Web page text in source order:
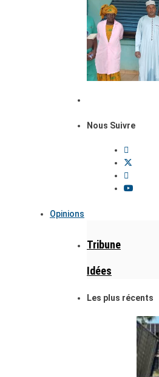
Nous Suivre
Opinions
Tribune
Idées
Les plus récents